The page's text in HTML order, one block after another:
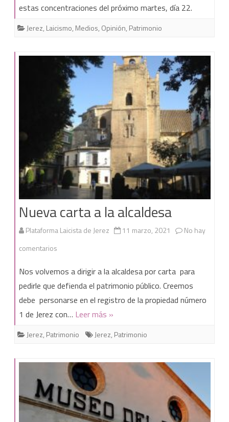
en
toda
por
recuperación
del
Patrimonio
inmatriculado
estas concentraciones del próximo martes, día 22.
Jerez, Laicismo, Medios, Opinión, Patrimonio
Nueva carta a la alcaldesa
Plataforma Laicista de Jerez 11 marzo, 2021
No hay
comentarios
carta
a
la
alcaldesa
Nos volvemos a dirigir a la alcaldesa por carta para
pedirle que defienda el patrimonio público. Creemos
debe personarse en el registro de la propiedad número
1 de Jerez con… Leer más »
Jerez, Patrimonio Jerez, Patrimonio